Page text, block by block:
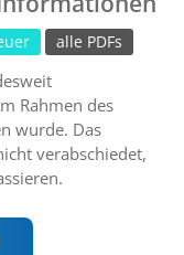
alle PDFs
Rahmen des
wurde. Das
verabschiedet,